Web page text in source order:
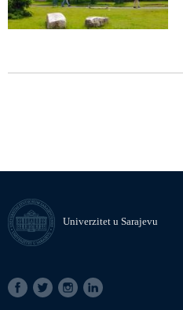
Univerzitet u Sarajevu
SOCIAL
LINKS